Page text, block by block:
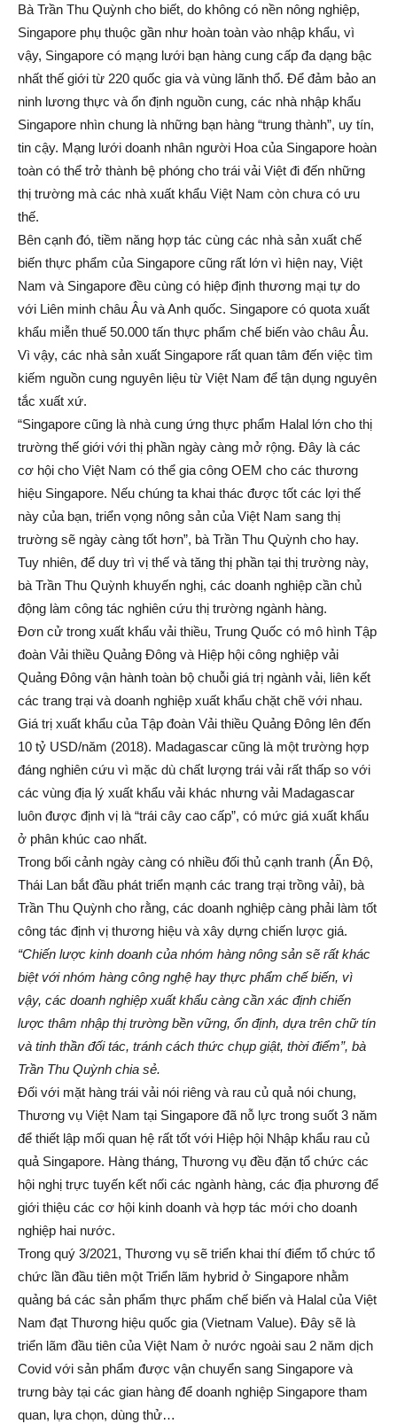
Bà Trần Thu Quỳnh cho biết, do không có nền nông nghiệp,
Singapore phụ thuộc gần như hoàn toàn vào nhập khẩu, vì
vậy, Singapore có mạng lưới bạn hàng cung cấp đa dạng bậc
nhất thế giới từ 220 quốc gia và vùng lãnh thổ. Để đảm bảo an
ninh lương thực và ổn định nguồn cung, các nhà nhập khẩu
Singapore nhìn chung là những bạn hàng “trung thành”, uy tín,
tin cậy. Mạng lưới doanh nhân người Hoa của Singapore hoàn
toàn có thể trở thành bệ phóng cho trái vải Việt đi đến những
thị trường mà các nhà xuất khẩu Việt Nam còn chưa có ưu
thế.
Bên cạnh đó, tiềm năng hợp tác cùng các nhà sản xuất chế
biến thực phẩm của Singapore cũng rất lớn vì hiện nay, Việt
Nam và Singapore đều cùng có hiệp định thương mại tự do
với Liên minh châu Âu và Anh quốc. Singapore có quota xuất
khẩu miễn thuế 50.000 tấn thực phẩm chế biến vào châu Âu.
Vì vậy, các nhà sản xuất Singapore rất quan tâm đến việc tìm
kiếm nguồn cung nguyên liệu từ Việt Nam để tận dụng nguyên
tắc xuất xứ.
“Singapore cũng là nhà cung ứng thực phẩm Halal lớn cho thị
trường thế giới với thị phần ngày càng mở rộng. Đây là các
cơ hội cho Việt Nam có thể gia công OEM cho các thương
hiệu Singapore. Nếu chúng ta khai thác được tốt các lợi thế
này của bạn, triển vọng nông sản của Việt Nam sang thị
trường sẽ ngày càng tốt hơn”, bà Trần Thu Quỳnh cho hay.
Tuy nhiên, để duy trì vị thế và tăng thị phần tại thị trường này,
bà Trần Thu Quỳnh khuyến nghị, các doanh nghiệp cần chủ
động làm công tác nghiên cứu thị trường ngành hàng.
Đơn cử trong xuất khẩu vải thiều, Trung Quốc có mô hình Tập
đoàn Vải thiều Quảng Đông và Hiệp hội công nghiệp vải
Quảng Đông vận hành toàn bộ chuỗi giá trị ngành vải, liên kết
các trang trại và doanh nghiệp xuất khẩu chặt chẽ với nhau.
Giá trị xuất khẩu của Tập đoàn Vải thiều Quảng Đông lên đến
10 tỷ USD/năm (2018). Madagascar cũng là một trường hợp
đáng nghiên cứu vì mặc dù chất lượng trái vải rất thấp so với
các vùng địa lý xuất khẩu vải khác nhưng vải Madagascar
luôn được định vị là “trái cây cao cấp”, có mức giá xuất khẩu
ở phân khúc cao nhất.
Trong bối cảnh ngày càng có nhiều đối thủ cạnh tranh (Ấn Độ,
Thái Lan bắt đầu phát triển mạnh các trang trại trồng vải), bà
Trần Thu Quỳnh cho rằng, các doanh nghiệp càng phải làm tốt
công tác định vị thương hiệu và xây dựng chiến lược giá.
“Chiến lược kinh doanh của nhóm hàng nông sản sẽ rất khác
biệt với nhóm hàng công nghệ hay thực phẩm chế biến, vì
vậy, các doanh nghiệp xuất khẩu càng cần xác định chiến
lược thâm nhập thị trường bền vững, ổn định, dựa trên chữ tín
và tinh thần đối tác, tránh cách thức chụp giật, thời điểm”, bà
Trần Thu Quỳnh chia sẻ.
Đối với mặt hàng trái vải nói riêng và rau củ quả nói chung,
Thương vụ Việt Nam tại Singapore đã nỗ lực trong suốt 3 năm
để thiết lập mối quan hệ rất tốt với Hiệp hội Nhập khẩu rau củ
quả Singapore. Hàng tháng, Thương vụ đều đặn tổ chức các
hội nghị trực tuyến kết nối các ngành hàng, các địa phương để
giới thiệu các cơ hội kinh doanh và hợp tác mới cho doanh
nghiệp hai nước.
Trong quý 3/2021, Thương vụ sẽ triển khai thí điểm tổ chức tổ
chức lần đầu tiên một Triển lãm hybrid ở Singapore nhằm
quảng bá các sản phẩm thực phẩm chế biến và Halal của Việt
Nam đạt Thương hiệu quốc gia (Vietnam Value). Đây sẽ là
triển lãm đầu tiên của Việt Nam ở nước ngoài sau 2 năm dịch
Covid với sản phẩm được vận chuyển sang Singapore và
trưng bày tại các gian hàng để doanh nghiệp Singapore tham
quan, lựa chọn, dùng thử…